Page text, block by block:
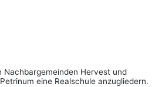
Nachbar­gemeinden Hervest und
eine Realschule anzugliedern.